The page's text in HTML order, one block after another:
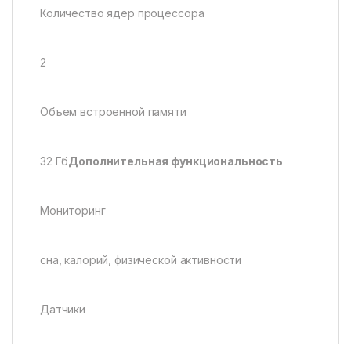
Количество ядер процессора
2
Объем встроенной памяти
32 ГбДополнительная функциональность
Мониторинг
сна, калорий, физической активности
Датчики